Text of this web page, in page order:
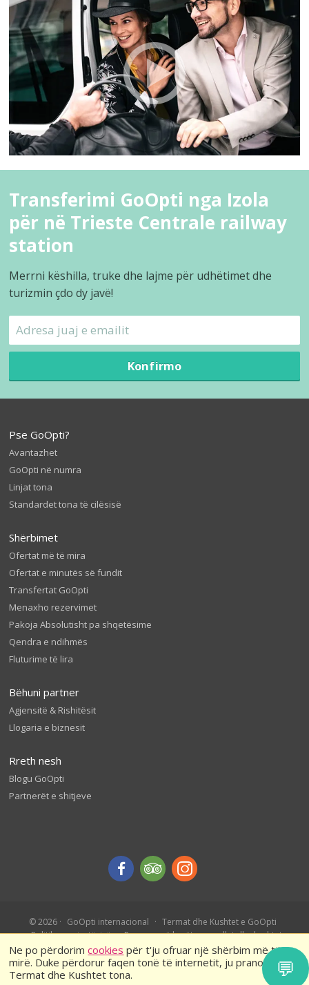
Ne po përdorimcookies për t'ju ofruar një shërbim më të
mirë. Duke përdorur faqen tonë të internetit, ju pranoni
Termat dhe Kushtet tona.
Transferimi GoOpti nga Izola
për në Trieste Centrale railway
station
Merrni këshilla, truke dhe lajme për udhëtimet dhe
turizmin çdo dy javë!
Konfirmo
Pse GoOpti?
Avantazhet
GoOpti në numra
Linjat tona
Standardet tona të cilësisë
Shërbimet
Ofertat më të mira
Ofertat e minutës së fundit
Transfertat GoOpti
Menaxho rezervimet
Pakoja Absolutisht pa shqetësime
Qendra e ndihmës
Fluturime të lira
Bëhuni partner
Agjensitë & Rishitësit
Llogaria e biznesit
Rreth nesh
Blogu GoOpti
Partnerët e shitjeve
© 2026 GoOpti internacional
Termat dhe Kushtet e GoOpti
Politika e privatësisë
Rezervo më herët – rregullat dhe kushtet
💬